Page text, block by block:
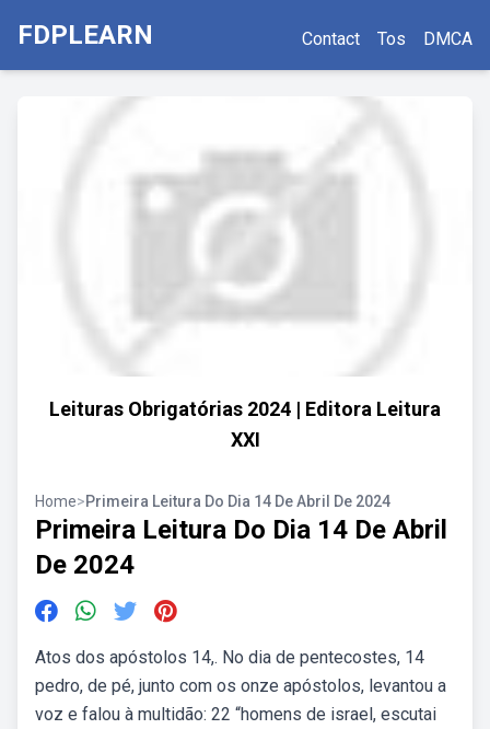
FDPLEARN Contact Tos DMCA
Leituras Obrigatórias 2024 | Editora Leitura
XXI
Home>Primeira Leitura Do Dia 14 De Abril De 2024
Primeira Leitura Do Dia 14 De Abril
De 2024
Atos dos apóstolos 14,. No dia de pentecostes, 14
pedro, de pé, junto com os onze apóstolos, levantou a
voz e falou à multidão: 22 “homens de israel, escutai